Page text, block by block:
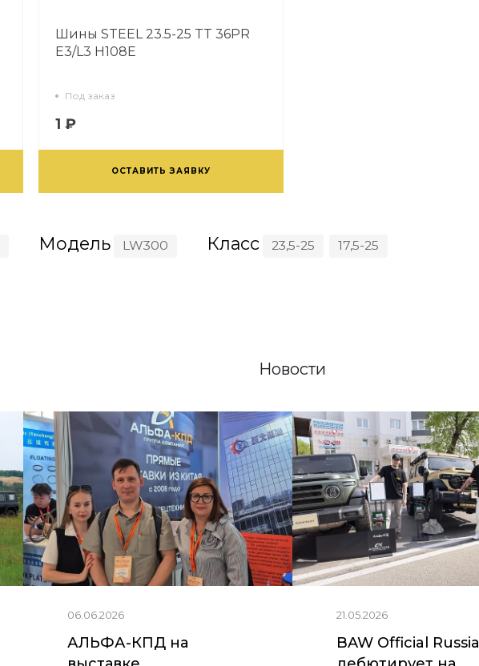
Шины STEEL 23.5-25 TT 36PR
Е3/L3 H108E
Под заказ
1 ₽
ОСТАВИТЬ ЗАЯВКУ
Модель LW300 Класс 23,5-25 17,5-25
Новости
06.06.2026
АЛЬФА-КПД на
21.05.2026
BAW Official Russia